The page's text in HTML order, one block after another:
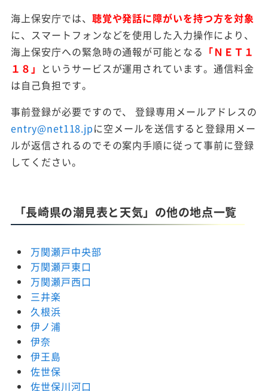
海上保安庁では、 聴覚や発話に障がいを持つ方を対象
に、スマートフォンなどを使用した入力操作により、
海上保安庁への緊急時の通報が可能となる 「ＮＥＴ１
１８」 というサービスが運用されています。通信料金
は自己負担です。
事前登録が必要ですので、 登録専用メールアドレスの
entry@net118.jpに空メールを送信すると登録用メー
ルが返信されるのでその案内手順に従って事前に登録
してください。
「長崎県の潮見表と天気」の他の地点一覧
万関瀬戸中央部
万関瀬戸東口
万関瀬戸西口
三井楽
久根浜
伊ノ浦
伊奈
伊王島
佐世保
佐世保川河口